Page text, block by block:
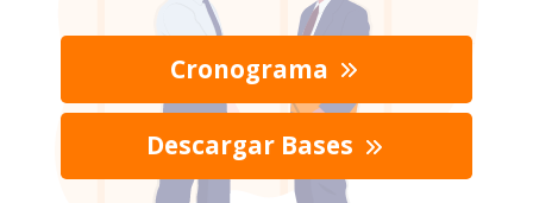
Cronograma
Descargar Bases